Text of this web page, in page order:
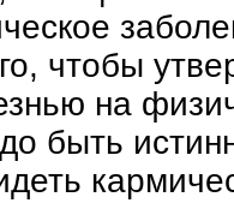
чтобы
на
быть